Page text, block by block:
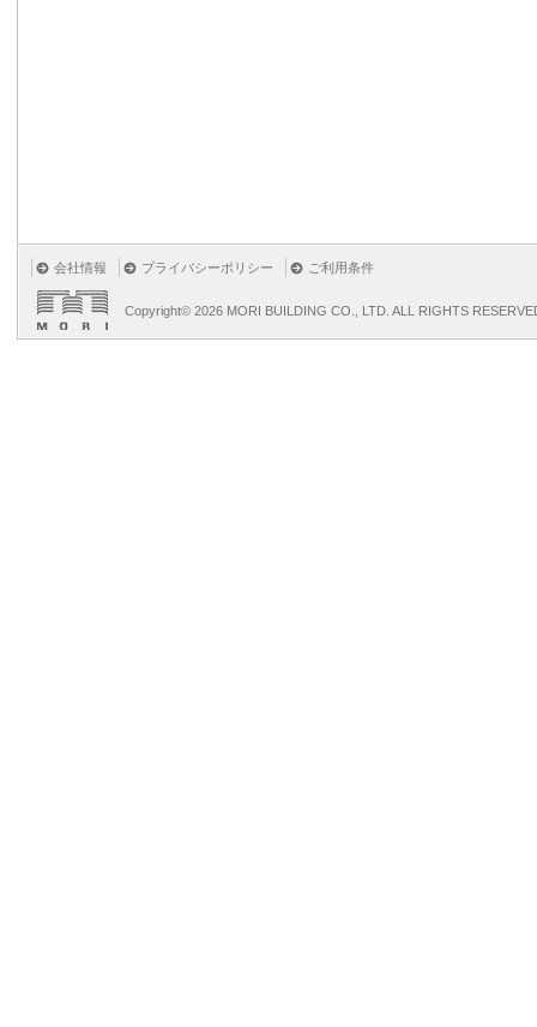
会社情報 プライバシーポリシー ご利用条件
Copyright© 2026 MORI BUILDING CO., LTD. ALL RIGHTS